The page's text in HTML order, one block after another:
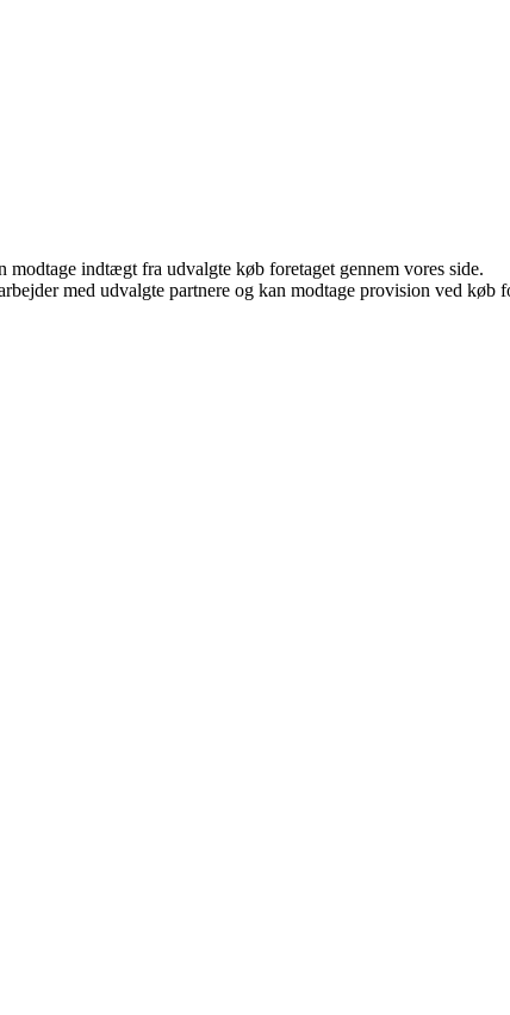
indtægt fra udvalgte køb foretaget gennem vores side.
med udvalgte partnere og kan modtage provision ved